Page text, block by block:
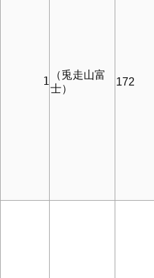
      1
（兎走山富
士）
172